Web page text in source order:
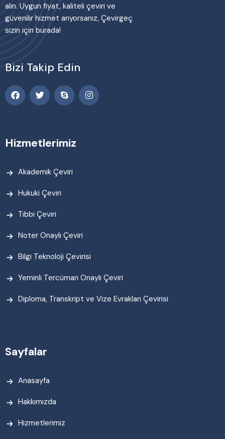
alın. Uygun fiyat, kaliteli çeviri ve
güvenilir hizmet arıyorsanız, Çevirgeç
sizin için burada!
Bizi Takip Edin
Hizmetlerimiz
Akademik Çeviri
Hukuki Çeviri
Tıbbi Çeviri
Noter Onaylı Çeviri
Bilgi Teknoloji Çevirisi
Yeminli Tercüman Onaylı Çeviri
Diploma, Transkript ve Vize Evrakları Çevirisi
Sayfalar
Anasayfa
Hakkımızda
Hizmetlerimiz